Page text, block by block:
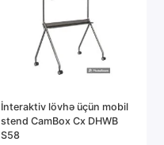
İnteraktiv lövhə üçün mobil
stend CamBox Cx DHWB
S58